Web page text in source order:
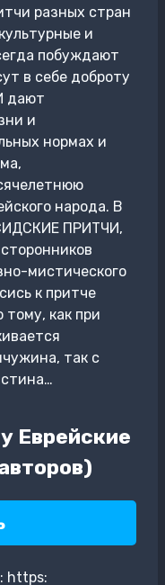
разных стран
и
побуждают
в себе доброту
дают
и
нормах и
народа. В
ПРИТЧИ,
мистического
к притче
как при
так с
Еврейские
https: